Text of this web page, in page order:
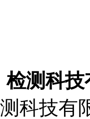
测科
科技有